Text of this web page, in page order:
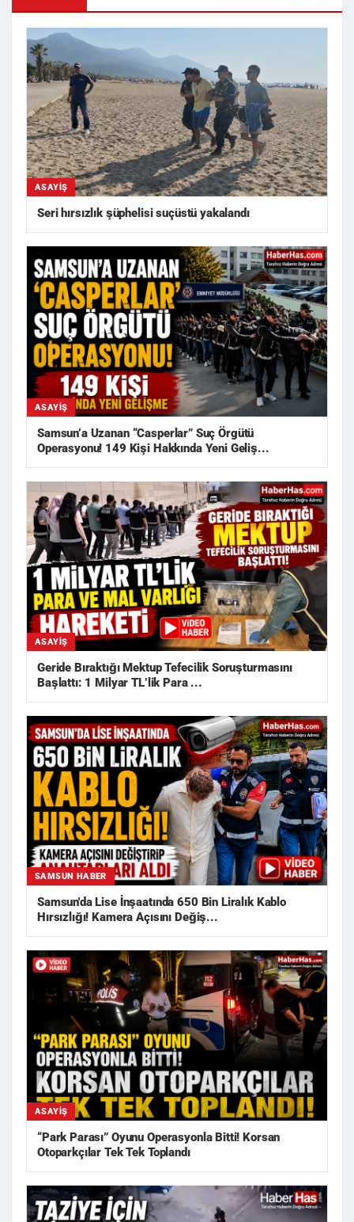
ASAYIŞ
Seri hırsızlık şüphelisi suçüstü yakalandı
ASAYIŞ
Samsun’a Uzanan “Casperlar” Suç Örgütü
Operasyonu! 149 Kişi Hakkında Yeni Geliş...
ASAYIŞ
Geride Bıraktığı Mektup Tefecilik Soruşturmasını
Başlattı: 1 Milyar TL’lik Para ...
SAMSUN HABER
Samsun'da Lise İnşaatında 650 Bin Liralık Kablo
Hırsızlığı! Kamera Açısını Değiş...
ASAYIŞ
“Park Parası” Oyunu Operasyonla Bitti! Korsan
Otoparkçılar Tek Tek Toplandı